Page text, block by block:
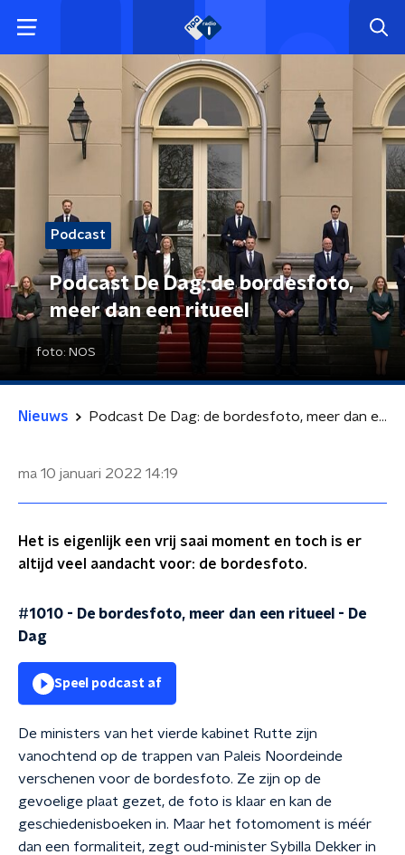
Podcast
Podcast De Dag: de bordesfoto,
meer dan een ritueel
foto: NOS
Nieuws Podcast De Dag: de bordesfoto, meer dan een ritueel
ma 10 januari 2022 14:19
Het is eigenlijk een vrij saai moment en toch is er
altijd veel aandacht voor: de bordesfoto.
#1010 - De bordesfoto, meer dan een ritueel - De
Dag
Speel podcast af
De ministers van het vierde kabinet Rutte zijn
vanochtend op de trappen van Paleis Noordeinde
verschenen voor de bordesfoto. Ze zijn op de
gevoelige plaat gezet, de foto is klaar en kan de
geschiedenisboeken in. Maar het fotomoment is méér
dan een formaliteit, zegt oud-minister Sybilla Dekker in